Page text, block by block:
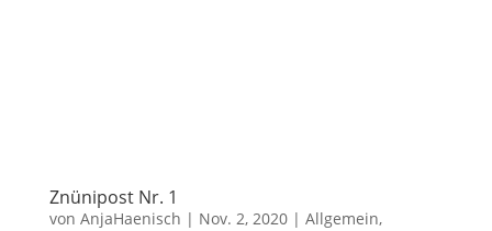
Znünipost Nr. 1
von AnjaHaenisch | Nov. 2, 2020| Allgemein,